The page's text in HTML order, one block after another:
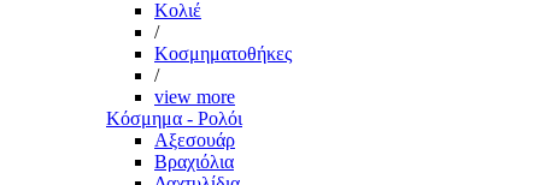
Κολιέ
/
Κοσμηματοθήκες
/
view more
Κόσμημα - Ρολόι
Αξεσουάρ
Βραχιόλια